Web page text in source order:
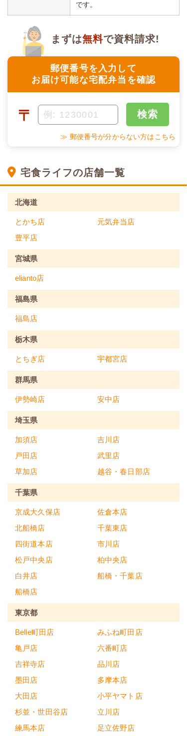
です。
郵便番号を入力して
お届け可能な宅配弁当を確認
まずは無料で資料請求!
〒 検索
≫ 郵便番号が分からない方はこちら
宅食ライフの店舗一覧
北海道
とかち店
元気弁当店
豊平店
宮城県
elianto店
福島県
福島店
栃木県
とちぎ店 宇都宮店
群馬県
伊勢崎店 安中店
埼玉県
加須店
吉川店
戸田店
武里店
草加店
越谷・春日部店
千葉県
京成大久保店
佐倉本店
北船橋店
千葉東店
四街道本店
市川店
松戸中央店
柏中央店
白井店
船橋・千葉店
船橋店
東京都
Belle町田店
みふね町田店
亀戸店
六番町店
吉祥寺店
品川店
墨田店
多摩本店
大田店
小平ヤマト店
杉並・世田谷店
立川店
練馬本店
足立佐野店